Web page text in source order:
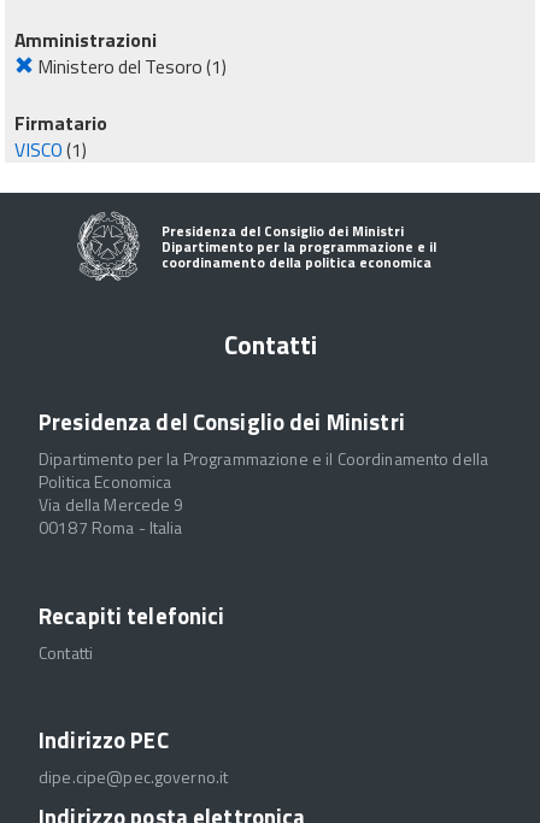
Amministrazioni
Ministero del Tesoro(1)
Firmatario
VISCO(1)
Presidenza del Consiglio dei Ministri
Dipartimento per la programmazione e il
coordinamento della politica economica
Contatti
Presidenza del Consiglio dei Ministri
Dipartimento per la Programmazione e il Coordinamento della
Politica Economica
Via della Mercede 9
00187 Roma - Italia
Recapiti telefonici
Contatti
Indirizzo PEC
dipe.cipe@pec.governo.it